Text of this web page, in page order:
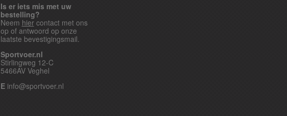
Is er iets mis met uw
bestelling?
Neem hiercontact met ons
op of antwoord op onze
laatste bevestigingsmail.
Sportvoer.nl
Stirlingweg 12-C
5466AV Veghel
E info@sportvoer.nl